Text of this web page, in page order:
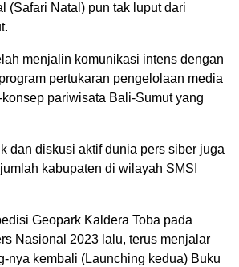
(Safari Natal) pun tak luput dari
menjalin komunikasi intens dengan
pertukaran pengelolaan media
pariwisata Bali-Sumut yang
dan diskusi aktif dunia pers siber juga
kabupaten di wilayah SMSI
Geopark Kaldera Toba pada
Nasional 2023 lalu, terus menjalar
nya kembali (Launching kedua) Buku